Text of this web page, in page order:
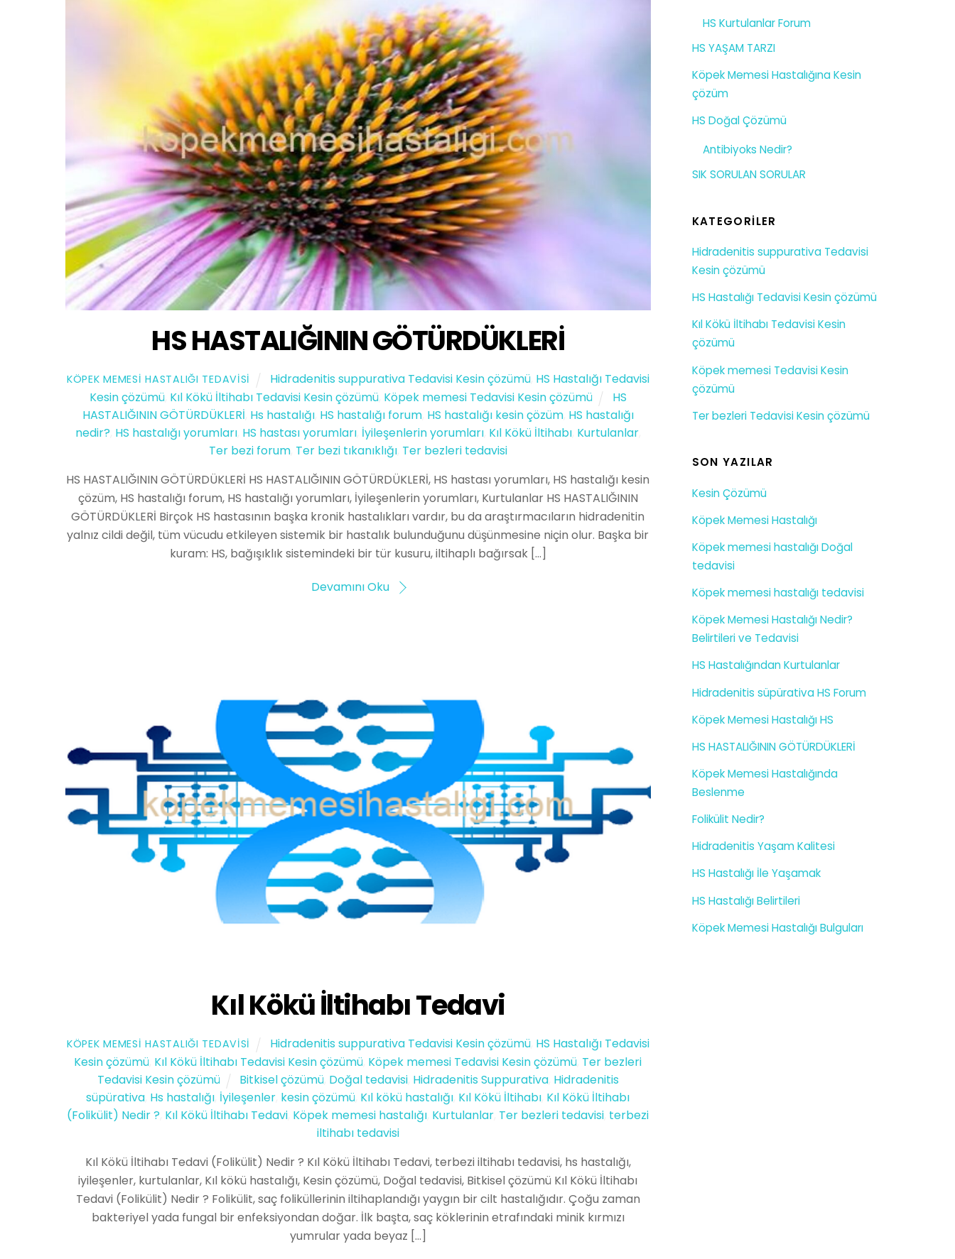
HS HASTALIĞININ GÖTÜRDÜKLERİ
KÖPEK MEMESI HASTALIĞI TEDAVISI Hidradenitis suppurativa Tedavisi Kesin çözümü, HS Hastalığı Tedavisi
Kesin çözümü Kıl Kökü İltihabı Tedavisi Kesin çözümü Köpek memesi Tedavisi Kesin çözümü
HS
HASTALIĞININ GÖTÜRDÜKLERİ Hs hastalığı, HS hastalığı forum, HS hastalığı kesin çözüm, HS hastalığı
nedir? HS hastalığı yorumları, HS hastası yorumları, İyileşenlerin yorumları, Kıl Kökü İltihabı, Kurtulanlar,
Ter bezi forum, Ter bezi tıkanıklığı, Ter bezleri tedavisi
HS HASTALIĞININ GÖTÜRDÜKLERİ HS HASTALIĞININ GÖTÜRDÜKLERİ, HS hastası yorumları, HS hastalığı kesin
çözüm, HS hastalığı forum, HS hastalığı yorumları, İyileşenlerin yorumları, Kurtulanlar HS HASTALIĞININ
GÖTÜRDÜKLERİ Birçok HS hastasının başka kronik hastalıkları vardır, bu da araştırmacıların hidradenitin
yalnız cildi değil, tüm vücudu etkileyen sistemik bir hastalık bulunduğunu düşünmesine niçin olur. Başka bir
kuram: HS, bağışıklık sistemindeki bir tür kusuru, iltihaplı bağırsak […]
Devamını Oku
Kıl Kökü İltihabı Tedavi
KÖPEK MEMESI HASTALIĞI TEDAVISI Hidradenitis suppurativa Tedavisi Kesin çözümü, HS Hastalığı Tedavisi
Kesin çözümü Kıl Kökü İltihabı Tedavisi Kesin çözümü Köpek memesi Tedavisi Kesin çözümü Ter bezleri
Tedavisi Kesin çözümü
Bitkisel çözümü Doğal tedavisi Hidradenitis Suppurativa Hidradenitis
süpürativa Hs hastalığı İyileşenler kesin çözümü Kıl kökü hastalığı Kıl Kökü İltihabı Kıl Kökü İltihabı
(Folikülit) Nedir ? Kıl Kökü İltihabı Tedavi Köpek memesi hastalığı Kurtulanlar Ter bezleri tedavisi terbezi
iltihabı tedavisi
Kıl Kökü İltihabı Tedavi (Folikülit) Nedir ? Kıl Kökü İltihabı Tedavi, terbezi iltihabı tedavisi, hs hastalığı,
iyileşenler, kurtulanlar, Kıl kökü hastalığı, Kesin çözümü, Doğal tedavisi, Bitkisel çözümü Kıl Kökü İltihabı
Tedavi (Folikülit) Nedir ? Folikülit, saç foliküllerinin iltihaplandığı yaygın bir cilt hastalığıdır. Çoğu zaman
bakteriyel yada fungal bir enfeksiyondan doğar. İlk başta, saç köklerinin etrafındaki minik kırmızı
yumrular yada beyaz […]
HS Kurtulanlar Forum
HS YAŞAM TARZI
Köpek Memesi Hastalığına Kesin
çözüm
HS Doğal Çözümü
Antibiyoks Nedir?
SIK SORULAN SORULAR
KATEGORILER
Hidradenitis suppurativa Tedavisi
Kesin çözümü
HS Hastalığı Tedavisi Kesin çözümü
Kıl Kökü İltihabı Tedavisi Kesin
çözümü
Köpek memesi Tedavisi Kesin
çözümü
Ter bezleri Tedavisi Kesin çözümü
SON YAZILAR
Kesin Çözümü
Köpek Memesi Hastalığı
Köpek memesi hastalığı Doğal
tedavisi
Köpek memesi hastalığı tedavisi
Köpek Memesi Hastalığı Nedir?
Belirtileri ve Tedavisi
HS Hastalığından Kurtulanlar
Hidradenitis süpürativa HS Forum
Köpek Memesi Hastalığı HS
HS HASTALIĞININ GÖTÜRDÜKLERİ
Köpek Memesi Hastalığında
Beslenme
Folikülit Nedir?
Hidradenitis Yaşam Kalitesi
HS Hastalığı İle Yaşamak
HS Hastalığı Belirtileri
Köpek Memesi Hastalığı Bulguları